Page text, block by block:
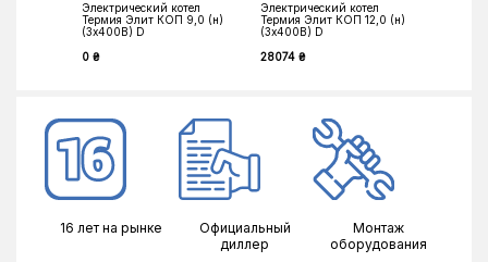
Электрический котел
Термия Элит КОП 9,0 (н)
(3х400В) D
0 ₴
Электрический котел
Термия Элит КОП 12,0 (н)
(3х400В) D
28074 ₴
16 лет на рынке
Официальный
диллер
Монтаж
оборудования